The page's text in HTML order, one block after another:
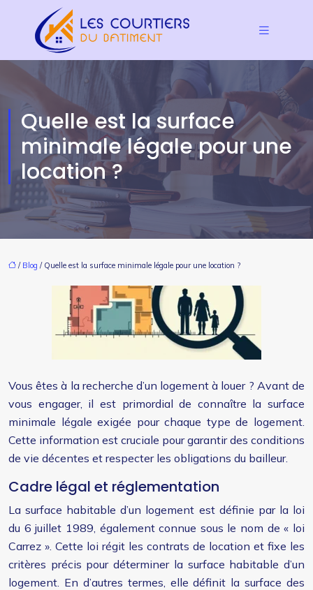
Quelle est la surface
minimale légale pour une
location ?
/ Blog / Quelle est la surface minimale légale pour une location ?
Vous êtes à la recherche d’un logement à louer ? Avant de
vous engager, il est primordial de connaître la surface
minimale légale exigée pour chaque type de logement.
Cette information est cruciale pour garantir des conditions
de vie décentes et respecter les obligations du bailleur.
Cadre légal et réglementation
La surface habitable d’un logement est définie par la loi
du 6 juillet 1989, également connue sous le nom de « loi
Carrez ». Cette loi régit les contrats de location et fixe les
critères précis pour déterminer la surface habitable d’un
logement. En d’autres termes, elle définit la surface des